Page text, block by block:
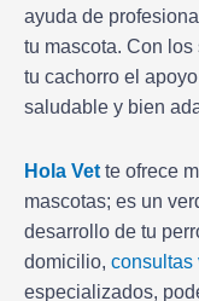
ayuda de
tu mascota. Con
tu cachorro el
saludable y bien
Hola Vet te ofrece
mascotas; es un
desarrollo de tu
domicilio, consultas
especializados,